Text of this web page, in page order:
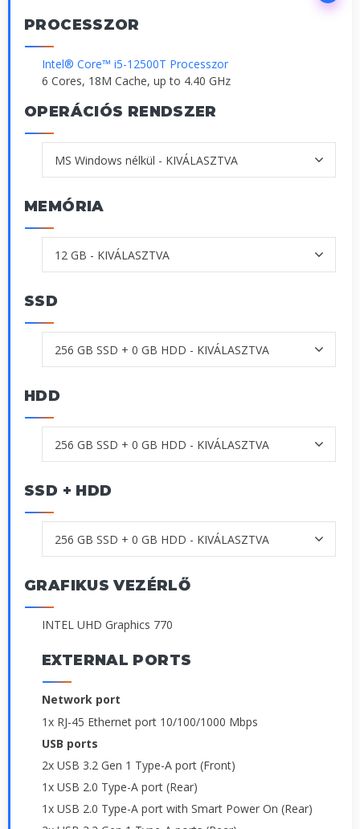
PROCESSZOR
Intel® Core™ i5-12500T Processzor
6 Cores, 18M Cache, up to 4.40 GHz
OPERÁCIÓS RENDSZER
MEMÓRIA
SSD
HDD
SSD + HDD
GRAFIKUS VEZÉRLŐ
INTEL UHD Graphics 770
EXTERNAL PORTS
Network port
1x RJ-45 Ethernet port 10/100/1000 Mbps
USB ports
2x USB 3.2 Gen 1 Type-A port (Front)
1x USB 2.0 Type-A port (Rear)
1x USB 2.0 Type-A port with Smart Power On (Rear)